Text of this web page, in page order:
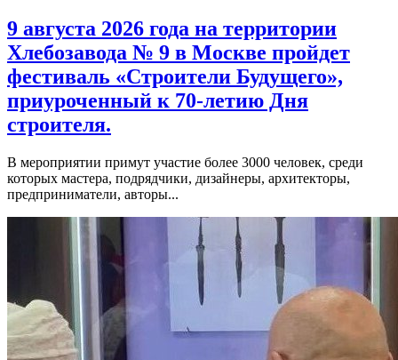
9 августа 2026 года на территории
Хлебозавода № 9 в Москве пройдет
фестиваль «Строители Будущего»,
приуроченный к 70-летию Дня
строителя.
В мероприятии примут участие более 3000 человек, среди
которых мастера, подрядчики, дизайнеры, архитекторы,
предприниматели, авторы...